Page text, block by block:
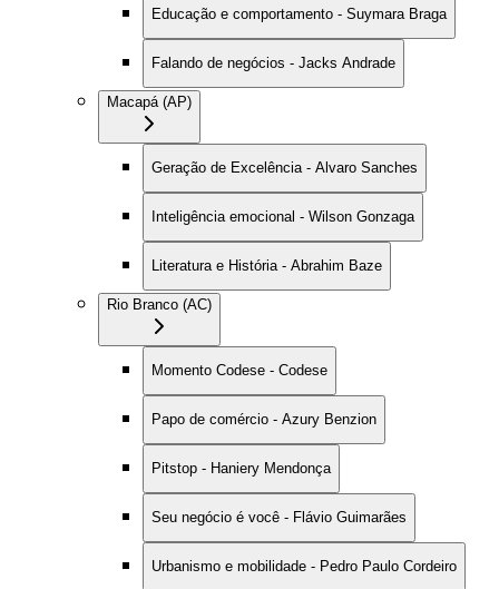
Educação e comportamento - Suymara Braga
Falando de negócios - Jacks Andrade
Macapá (AP)
Geração de Excelência - Alvaro Sanches
Inteligência emocional - Wilson Gonzaga
Literatura e História - Abrahim Baze
Rio Branco (AC)
Momento Codese - Codese
Papo de comércio - Azury Benzion
Pitstop - Haniery Mendonça
Seu negócio é você - Flávio Guimarães
Urbanismo e mobilidade - Pedro Paulo Cordeiro